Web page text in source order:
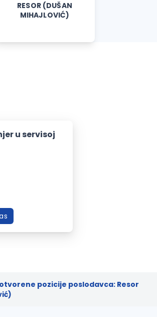
RESOR (DUŠAN
MIHAJLOVIĆ)
u servisoj
pozicije poslodavca: Resor